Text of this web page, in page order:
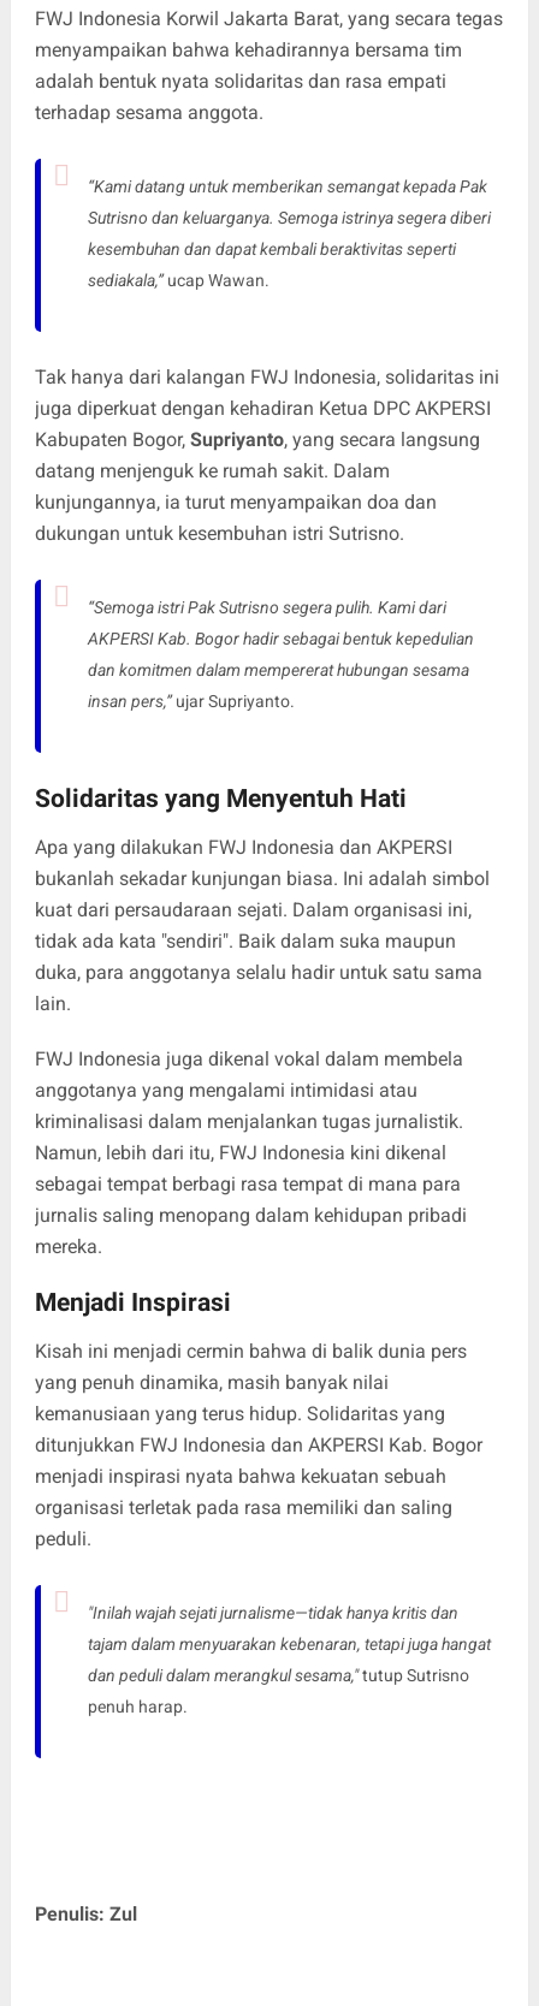
FWJ Indonesia Korwil Jakarta Barat, yang secara tegas
menyampaikan bahwa kehadirannya bersama tim
adalah bentuk nyata solidaritas dan rasa empati
terhadap sesama anggota.
“Kami datang untuk memberikan semangat kepada Pak
Sutrisno dan keluarganya. Semoga istrinya segera diberi
kesembuhan dan dapat kembali beraktivitas seperti
sediakala,”ucap Wawan.
Tak hanya dari kalangan FWJ Indonesia, solidaritas ini
juga diperkuat dengan kehadiran Ketua DPC AKPERSI
Kabupaten Bogor, Supriyanto, yang secara langsung
datang menjenguk ke rumah sakit. Dalam
kunjungannya, ia turut menyampaikan doa dan
dukungan untuk kesembuhan istri Sutrisno.
“Semoga istri Pak Sutrisno segera pulih. Kami dari
AKPERSI Kab. Bogor hadir sebagai bentuk kepedulian
dan komitmen dalam mempererat hubungan sesama
insan pers,”ujar Supriyanto.
Solidaritas yang Menyentuh Hati
Apa yang dilakukan FWJ Indonesia dan AKPERSI
bukanlah sekadar kunjungan biasa. Ini adalah simbol
kuat dari persaudaraan sejati. Dalam organisasi ini,
tidak ada kata "sendiri". Baik dalam suka maupun
duka, para anggotanya selalu hadir untuk satu sama
lain.
FWJ Indonesia juga dikenal vokal dalam membela
anggotanya yang mengalami intimidasi atau
kriminalisasi dalam menjalankan tugas jurnalistik.
Namun, lebih dari itu, FWJ Indonesia kini dikenal
sebagai tempat berbagi rasa tempat di mana para
jurnalis saling menopang dalam kehidupan pribadi
mereka.
Menjadi Inspirasi
Kisah ini menjadi cermin bahwa di balik dunia pers
yang penuh dinamika, masih banyak nilai
kemanusiaan yang terus hidup. Solidaritas yang
ditunjukkan FWJ Indonesia dan AKPERSI Kab. Bogor
menjadi inspirasi nyata bahwa kekuatan sebuah
organisasi terletak pada rasa memiliki dan saling
peduli.
"Inilah wajah sejati jurnalisme—tidak hanya kritis dan
tajam dalam menyuarakan kebenaran, tetapi juga hangat
dan peduli dalam merangkul sesama,"tutup Sutrisno
penuh harap.
Penulis: Zul